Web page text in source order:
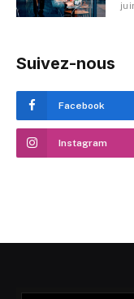
Suivez-nous
Facebook
Instagram